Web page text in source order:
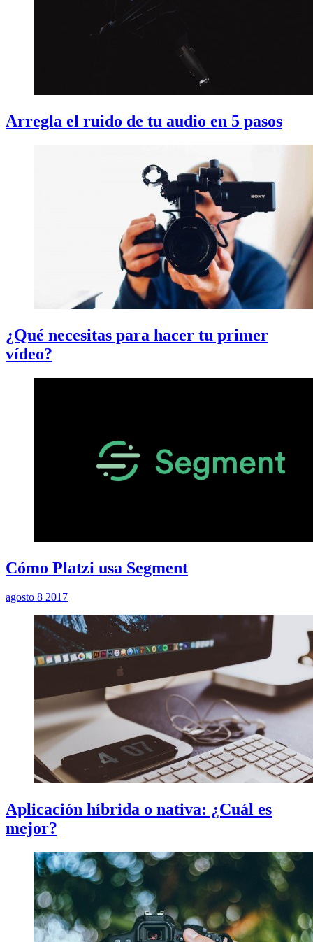
Arregla el ruido de tu audio en 5 pasos
¿Qué necesitas para hacer tu primer
vídeo?
Cómo Platzi usa Segment
agosto 8 2017
Aplicación híbrida o nativa: ¿Cuál es
mejor?